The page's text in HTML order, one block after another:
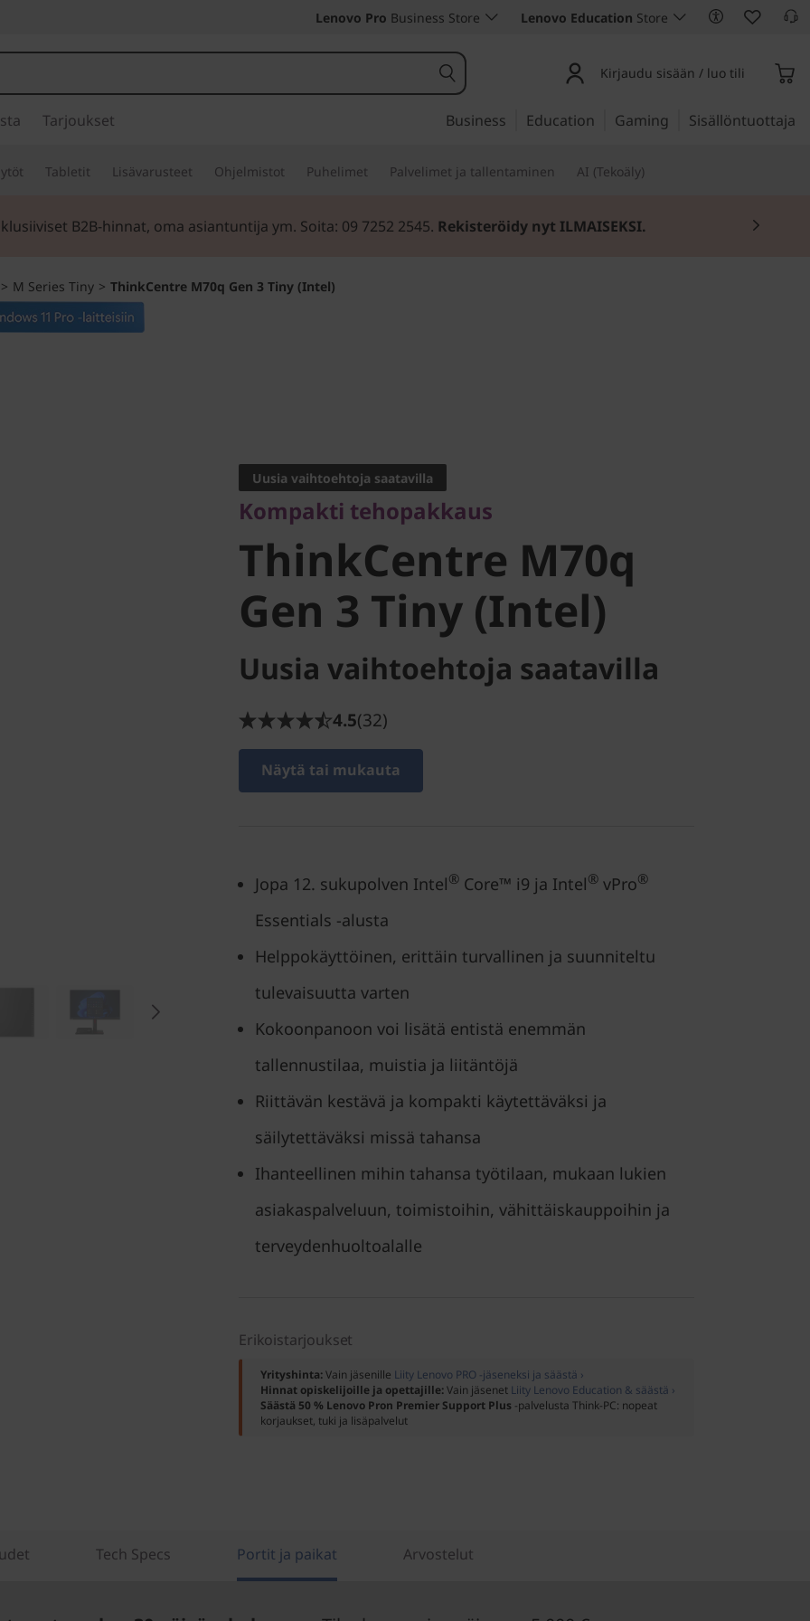
Lenovo Pro Business Store Lenovo Education Store
Kirjaudu sisään / luo tili
Tarjoukset Business Education Gaming Sisällöntuottaja
Tabletit Lisävarusteet Ohjelmistot Puhelimet Palvelimet ja tallentaminen AI (Tekoäly)
B2B-hinnat, oma asiantuntija ym. Soita: 09 7252 2545. Rekisteröidy nyt ILMAISEKSI.
> M Series Tiny > ThinkCentre M70q Gen 3 Tiny (Intel)
ThinkCentre M70q
Gen 3 Tiny (Intel)
Uusia vaihtoehtoja saatavilla
Kompakti tehopakkaus
ThinkCentre M70q
Gen 3 Tiny (Intel)
Uusia vaihtoehtoja saatavilla
4.5(32)
Näytä tai mukauta
Jopa 12. sukupolven Intel® Core™ i9 ja Intel® vPro®
Essentials -alusta
Helppokäyttöinen, erittäin turvallinen ja suunniteltu
tulevaisuutta varten
Kokoonpanoon voi lisätä entistä enemmän
tallennustilaa, muistia ja liitäntöjä
Riittävän kestävä ja kompakti käytettäväksi ja
säilytettäväksi missä tahansa
Ihanteellinen mihin tahansa työtilaan, mukaan lukien
asiakaspalveluun, toimistoihin, vähittäiskauppoihin ja
terveydenhuoltoalalle
Erikoistarjoukset
Yrityshinta:Vain jäsenille Liity Lenovo PRO -jäseneksi ja säästä ›
Hinnat opiskelijoille ja opettajille:Vain jäsenet Liity Lenovo Education & säästä ›
Säästä 50 % Lenovo Pron Premier Support Plus -palvelusta Think-PC: nopeat
korjaukset, tuki ja lisäpalvelut
Tech Specs Portit ja paikat Arvostelut